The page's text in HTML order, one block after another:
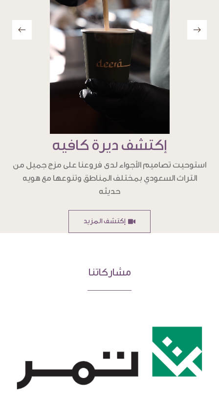
إكتشف ديرة كافيه
استوحيت تصاميم الأجواء لدى فروعنا على مزج جميل من
التراث السعودي بمختلف المناطق وتنوعها مع هويه
حديثه
إكتشف المزيد